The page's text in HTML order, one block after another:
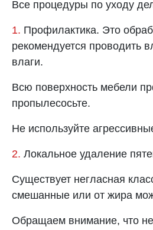
Все процедуры по уходу
1. Профилактика. Это
рекомендуется проводить
влаги.
Всю поверхность мебели
пропылесосьте.
Не используйте
2. Локальное удаление
Существует негласная
смешанные или от жира
Обращаем внимание, что не